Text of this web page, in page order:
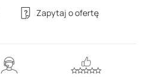
Zapytaj o ofertę